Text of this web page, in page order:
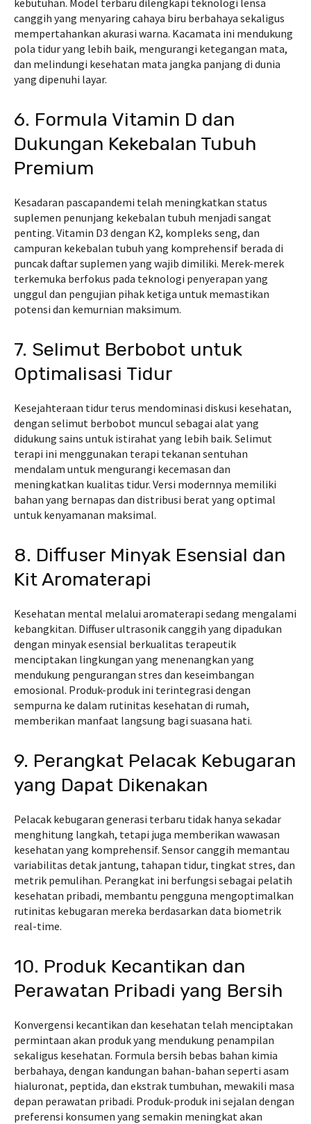
kebutuhan. Model terbaru dilengkapi teknologi lensa
canggih yang menyaring cahaya biru berbahaya sekaligus
mempertahankan akurasi warna. Kacamata ini mendukung
pola tidur yang lebih baik, mengurangi ketegangan mata,
dan melindungi kesehatan mata jangka panjang di dunia
yang dipenuhi layar.
6. Formula Vitamin D dan
Dukungan Kekebalan Tubuh
Premium
Kesadaran pascapandemi telah meningkatkan status
suplemen penunjang kekebalan tubuh menjadi sangat
penting. Vitamin D3 dengan K2, kompleks seng, dan
campuran kekebalan tubuh yang komprehensif berada di
puncak daftar suplemen yang wajib dimiliki. Merek-merek
terkemuka berfokus pada teknologi penyerapan yang
unggul dan pengujian pihak ketiga untuk memastikan
potensi dan kemurnian maksimum.
7. Selimut Berbobot untuk
Optimalisasi Tidur
Kesejahteraan tidur terus mendominasi diskusi kesehatan,
dengan selimut berbobot muncul sebagai alat yang
didukung sains untuk istirahat yang lebih baik. Selimut
terapi ini menggunakan terapi tekanan sentuhan
mendalam untuk mengurangi kecemasan dan
meningkatkan kualitas tidur. Versi modernnya memiliki
bahan yang bernapas dan distribusi berat yang optimal
untuk kenyamanan maksimal.
8. Diffuser Minyak Esensial dan
Kit Aromaterapi
Kesehatan mental melalui aromaterapi sedang mengalami
kebangkitan. Diffuser ultrasonik canggih yang dipadukan
dengan minyak esensial berkualitas terapeutik
menciptakan lingkungan yang menenangkan yang
mendukung pengurangan stres dan keseimbangan
emosional. Produk-produk ini terintegrasi dengan
sempurna ke dalam rutinitas kesehatan di rumah,
memberikan manfaat langsung bagi suasana hati.
9. Perangkat Pelacak Kebugaran
yang Dapat Dikenakan
Pelacak kebugaran generasi terbaru tidak hanya sekadar
menghitung langkah, tetapi juga memberikan wawasan
kesehatan yang komprehensif. Sensor canggih memantau
variabilitas detak jantung, tahapan tidur, tingkat stres, dan
metrik pemulihan. Perangkat ini berfungsi sebagai pelatih
kesehatan pribadi, membantu pengguna mengoptimalkan
rutinitas kebugaran mereka berdasarkan data biometrik
real-time.
10. Produk Kecantikan dan
Perawatan Pribadi yang Bersih
Konvergensi kecantikan dan kesehatan telah menciptakan
permintaan akan produk yang mendukung penampilan
sekaligus kesehatan. Formula bersih bebas bahan kimia
berbahaya, dengan kandungan bahan-bahan seperti asam
hialuronat, peptida, dan ekstrak tumbuhan, mewakili masa
depan perawatan pribadi. Produk-produk ini sejalan dengan
preferensi konsumen yang semakin meningkat akan